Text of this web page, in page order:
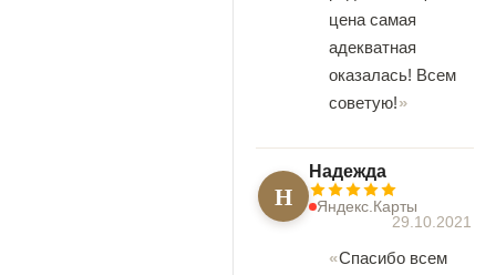
цена самая
адекватная
оказалась! Всем
советую!
Н
Надежда
Яндекс.Карты
29.10.2021
Спасибо всем